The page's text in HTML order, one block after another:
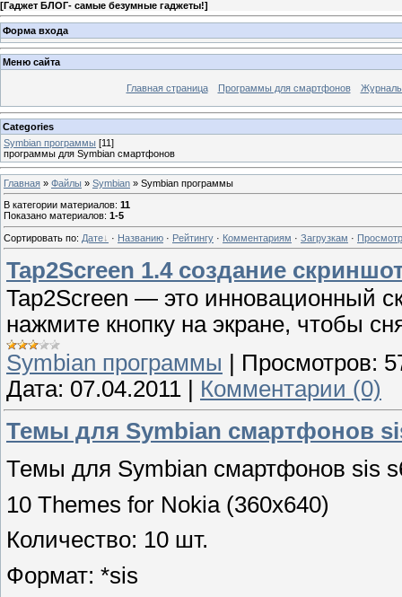
[Гаджет БЛОГ- самые безумные гаджеты!]
Форма входа
Меню сайта
Главная страница Программы для смартфонов
Categories
Symbian программы [11]
программы для Symbian смартфонов
Главная » Файлы » Symbian » Symbian программы
В категории материалов: 11
Показано материалов: 1-5
Сортировать по: Дате · Названию · Рейтингу · Комментариям · Загрузкам ·
Tap2Screen 1.4 создание
Tap2Screen — это инновационный
нажмите кнопку на экране, чтобы
Symbian программы | Просмотров:
Дата: 07.04.2011 | Комментарии (0)
Темы для Symbian смартфонов
Темы для Symbian смартфонов sis
10 Themes for Nokia (360x640)
Количество: 10 шт.
Формат: *sis